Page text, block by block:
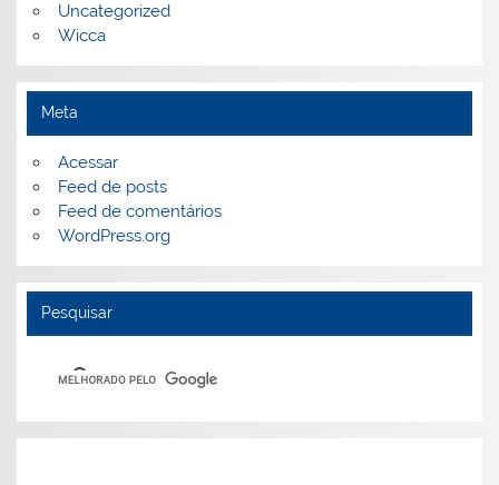
Uncategorized
Wicca
Meta
Acessar
Feed de posts
Feed de comentários
WordPress.org
Pesquisar